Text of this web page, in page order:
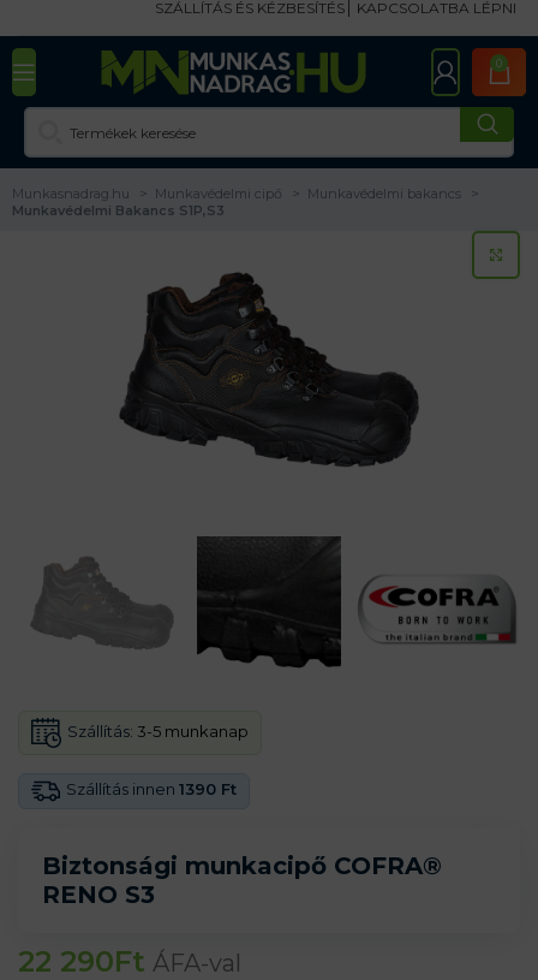
SZÁLLÍTÁS ÉS KÉZBESÍTÉS KAPCSOLATBA LÉPNI
0
Munkasnadrag.hu Munkavédelmi cipő
Munkavédelmi bakancs
Munkavédelmi Bakancs S1P,S3
Biztonsági munkacipő COFRA®
RENO S3
Szállítás innen 1390 Ft
Szállítás: 3-5 munkanap
22 290Ft ÁFA-val